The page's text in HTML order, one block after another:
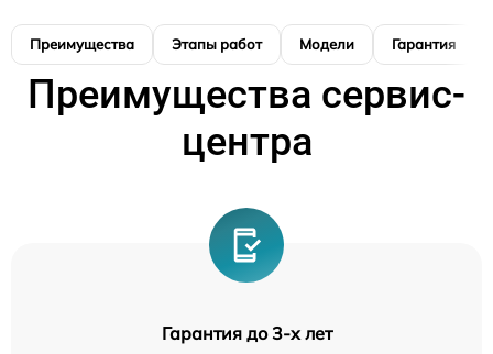
Преимущества Этапы работ Модели Гарантия
Преимущества сервис-
центра
Гарантия до 3-х лет